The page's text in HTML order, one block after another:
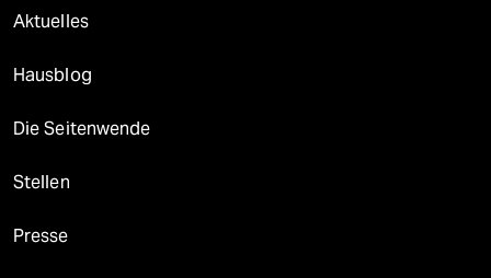
Aktuelles
Hausblog
Die Seitenwende
Stellen
Presse